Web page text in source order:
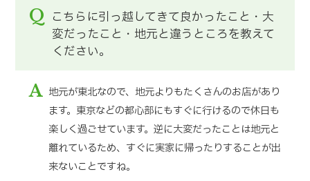
Q こちらに引っ越してきて良かったこと・大
変だったこと・地元と違うところを教えて
ください。
A 地元が東北なので、地元よりもたくさんのお店があり
ます。東京などの都心部にもすぐに行けるので休日も
楽しく過ごせています。逆に大変だったことは地元と
離れているため、すぐに実家に帰ったりすることが出
来ないことですね。